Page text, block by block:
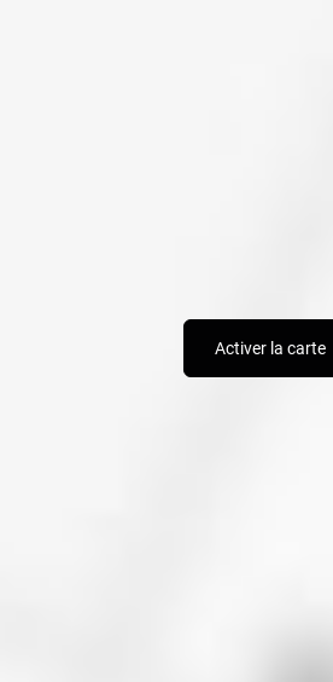
Activer la carte